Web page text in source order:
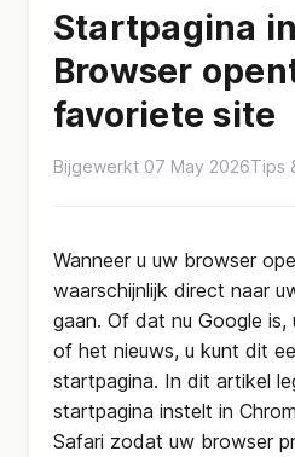
Startpagina
Browser
favoriete site
Bijgewerkt 07 May 2026Tips
Wanneer u uw browser
waarschijnlijk direct naar
gaan. Of dat nu Google is,
of het nieuws, u kunt dit
startpagina. In dit artikel
startpagina instelt in
Safari zodat uw browser